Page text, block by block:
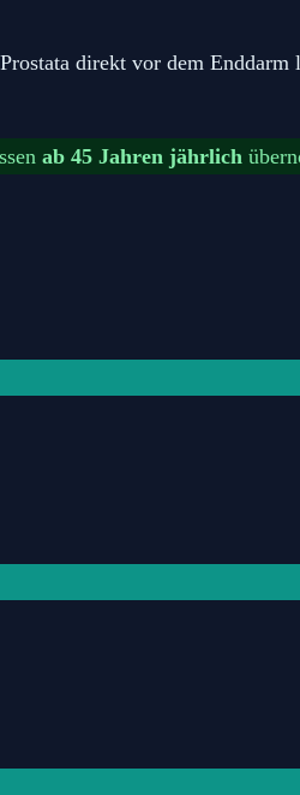
direkt vor dem
ab 45 Jahren jährlich